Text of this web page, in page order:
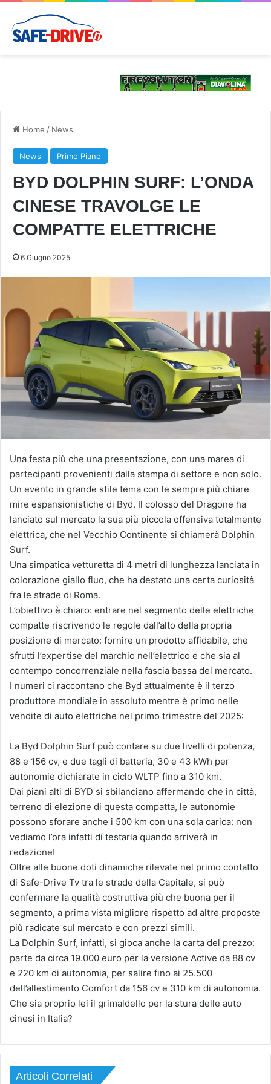
Home / News
News Primo Piano
BYD DOLPHIN SURF: L’ONDA
CINESE TRAVOLGE LE
COMPATTE ELETTRICHE
6 Giugno 2025
Una festa più che una presentazione, con una marea di
partecipanti provenienti dalla stampa di settore e non solo.
Un evento in grande stile tema con le sempre più chiare
mire espansionistiche di Byd. Il colosso del Dragone ha
lanciato sul mercato la sua più piccola offensiva totalmente
elettrica, che nel Vecchio Continente si chiamerà Dolphin
Surf.
Una simpatica vetturetta di 4 metri di lunghezza lanciata in
colorazione giallo fluo, che ha destato una certa curiosità
fra le strade di Roma.
L’obiettivo è chiaro: entrare nel segmento delle elettriche
compatte riscrivendo le regole dall’alto della propria
posizione di mercato: fornire un prodotto affidabile, che
sfrutti l’expertise del marchio nell’elettrico e che sia al
contempo concorrenziale nella fascia bassa del mercato.
I numeri ci raccontano che Byd attualmente è il terzo
produttore mondiale in assoluto mentre è primo nelle
vendite di auto elettriche nel primo trimestre del 2025:
La Byd Dolphin Surf può contare su due livelli di potenza,
88 e 156 cv, e due tagli di batteria, 30 e 43 kWh per
autonomie dichiarate in ciclo WLTP fino a 310 km.
Dai piani alti di BYD si sbilanciano affermando che in città,
terreno di elezione di questa compatta, le autonomie
possono sforare anche i 500 km con una sola carica: non
vediamo l’ora infatti di testarla quando arriverà in
redazione!
Oltre alle buone doti dinamiche rilevate nel primo contatto
di Safe-Drive Tv tra le strade della Capitale, si può
confermare la qualità costruttiva più che buona per il
segmento, a prima vista migliore rispetto ad altre proposte
più radicate sul mercato e con prezzi simili.
La Dolphin Surf, infatti, si gioca anche la carta del prezzo:
parte da circa 19.000 euro per la versione Active da 88 cv
e 220 km di autonomia, per salire fino ai 25.500
dell’allestimento Comfort da 156 cv e 310 km di autonomia.
Che sia proprio lei il grimaldello per la stura delle auto
cinesi in Italia?
Articoli Correlati